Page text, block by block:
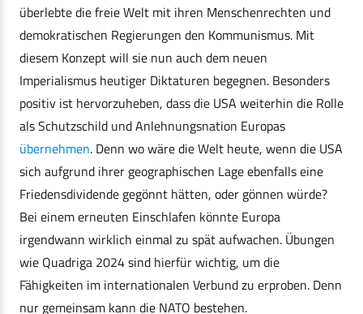
überlebte die freie Welt mit ihren Menschenrechten und
demokratischen Regierungen den Kommunismus. Mit
diesem Konzept will sie nun auch dem neuen
Imperialismus heutiger Diktaturen begegnen. Besonders
positiv ist hervorzuheben, dass die USA weiterhin die Rolle
als Schutzschild und Anlehnungsnation Europas
übernehmen. Denn wo wäre die Welt heute, wenn die USA
sich aufgrund ihrer geographischen Lage ebenfalls eine
Friedensdividende gegönnt hätten, oder gönnen würde?
Bei einem erneuten Einschlafen könnte Europa
irgendwann wirklich einmal zu spät aufwachen. Übungen
wie Quadriga 2024 sind hierfür wichtig, um die
Fähigkeiten im internationalen Verbund zu erproben. Denn
nur gemeinsam kann die NATO bestehen.